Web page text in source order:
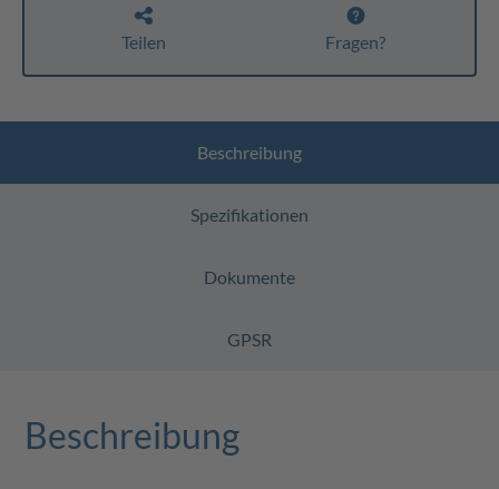
Teilen Fragen?
Beschreibung
Spezifikationen
Dokumente
GPSR
Beschreibung